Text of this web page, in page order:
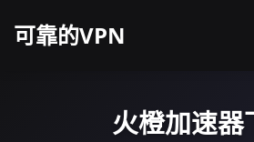
可靠的VPN
火橙加速器